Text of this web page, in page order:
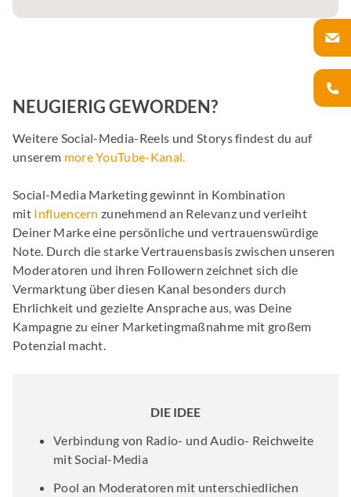
NEUGIERIG GEWORDEN?
Weitere Social-Media-Reels und Storys findest du auf
unserem more YouTube-Kanal.
Social-Media Marketing gewinnt in Kombination
mit Influencernzunehmend an Relevanz und verleiht
Deiner Marke eine persönliche und vertrauenswürdige
Note. Durch die starke Vertrauensbasis zwischen unseren
Moderatoren und ihren Followern zeichnet sich die
Vermarktung über diesen Kanal besonders durch
Ehrlichkeit und gezielte Ansprache aus, was Deine
Kampagne zu einer Marketingmaßnahme mit großem
Potenzial macht.
DIE IDEE
Verbindung von Radio- und Audio- Reichweite
mit Social-Media
Pool an Moderatoren mit unterschiedlichen